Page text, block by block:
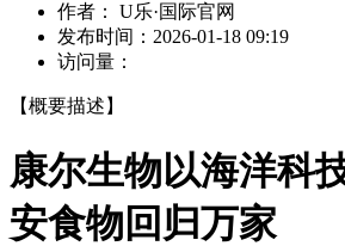
作者： U乐·国际官网
发布时间： 2026-01-18 09:19
访问量：
【概要描述】
康尔生物以海洋科
安食物回归万家